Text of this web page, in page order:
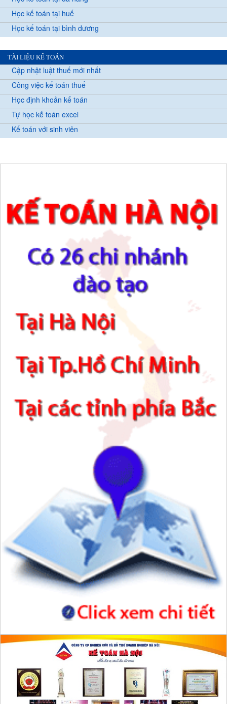
Học kế toán tại huế
Học kế toán tại bình dương
TÀI LIỆU KẾ TOÁN
Cập nhật luật thuế mới nhất
Công việc kế toán thuế
Học định khoản kế toán
Tự học kế toán excel
Kế toán với sinh viên